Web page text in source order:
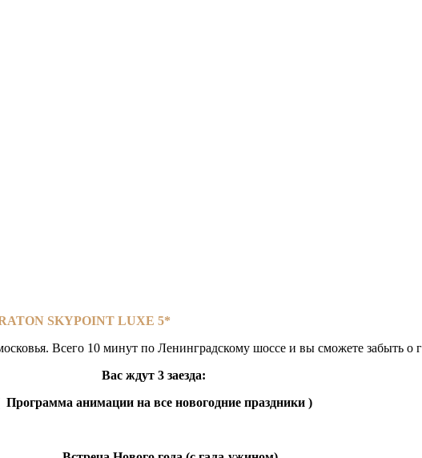
SKYPOINT LUXE 5*
Всего 10 минут по Ленинградскому шоссе и вы сможете забыть о
Вас ждут 3 заезда:
Программа анимации на все новогодние праздники )